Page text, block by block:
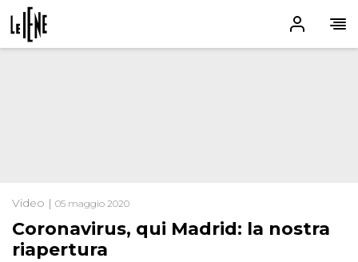
Video | 05 maggio 2020
Coronavirus, qui Madrid: la nostra
riapertura